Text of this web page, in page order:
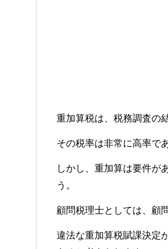
重加算税は、税務調査の
その税率は非常に高率で
しかし、重加算は要件が
う。
顧問税理士としては、顧
違法な重加算税賦課決定